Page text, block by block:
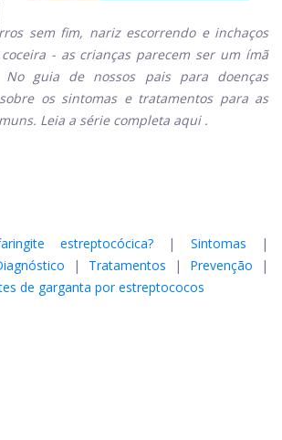
sem fim, nariz escorrendo e inchaços
- as crianças parecem ser um ímã
No guia de nossos pais para doenças
os sintomas e tratamentos para as
Leia a série completa aqui .
estreptocócica?| Sintomas |
| Tratamentos | Prevenção |
de garganta por estreptococos